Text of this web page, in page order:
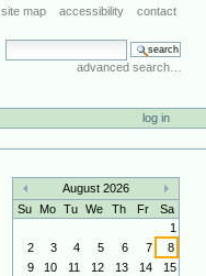
site map accessibility contact
search site
advanced search…
log in
«
August 2026
»
Su Mo Tu We Th Fr
Sa
1
2
3 4 5 6 7
8
9
10 11 12 13 14
15